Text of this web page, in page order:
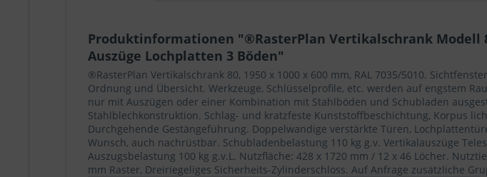
Produktinformationen "®RasterPlan Vertikalschrank Modell
Auszüge Lochplatten 3 Böden"
®RasterPlan Vertikalschrank 80, 1950 x 1000 x 600 mm, RAL 7035/5010.
Ordnung und Übersicht. Werkzeuge, Schlüsselprofile, etc. werden auf engstem
nur mit Auszügen oder einer Kombination mit Stahlböden und Schubladen
Stahlblechkonstruktion. Schlag- und kratzfeste Kunststoffbeschichtung, Korpus
Durchgehende Gestängeführung. Doppelwandige verstärkte Türen,
Wunsch, auch nachrüstbar. Schubladenbelastung 110 kg g.v. Vertikalauszüge
Auszugsbelastung 100 kg g.v.L. Nutzfläche: 428 x 1720 mm / 12 x 46 Löcher.
mm Raster, Dreiriegeliges Sicherheits-Zylinderschloss. Auf Anfrage zusätzliche